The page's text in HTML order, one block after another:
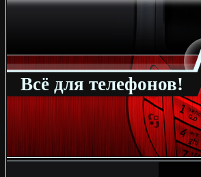
Всё для телефонов!